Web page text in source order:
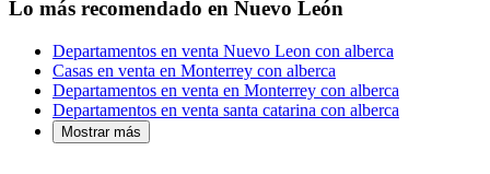
Lo más recomendado en Nuevo León
Departamentos en venta Nuevo Leon con alberca
Casas en venta en Monterrey con alberca
Departamentos en venta en Monterrey con alberca
Departamentos en venta santa catarina con alberca
Mostrar más